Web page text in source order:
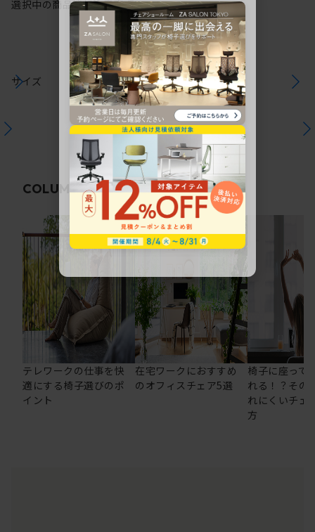
選択中の商品情報注意事項
サイズ
COLUMN関連コラム
テレワークの仕事を快
適にする椅子選びのポ
イント
在宅ワークにおすすめ
のオフィスチェア5選
椅子に座って
れる！？その
れにくいチェ
方